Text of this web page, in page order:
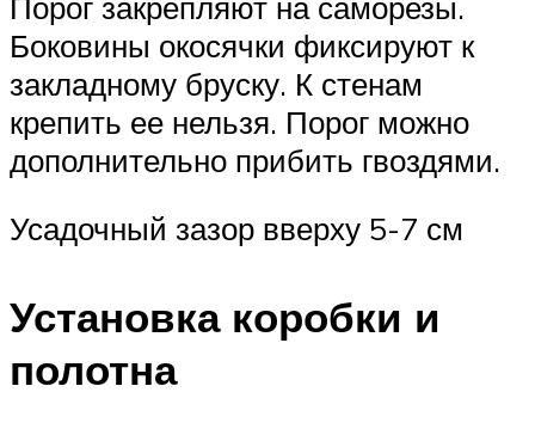
Боковины окосячки фиксируют к
закладному бруску. К стенам
крепить ее нельзя. Порог можно
дополнительно прибить гвоздями.
Усадочный зазор вверху 5-7 см
Установка коробки и
полотна